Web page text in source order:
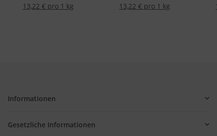
13,22 € pro 1 kg
13,22 € pro 1 kg
Informationen
Gesetzliche Informationen